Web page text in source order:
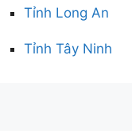
Tỉnh Long An
Tỉnh Tây Ninh